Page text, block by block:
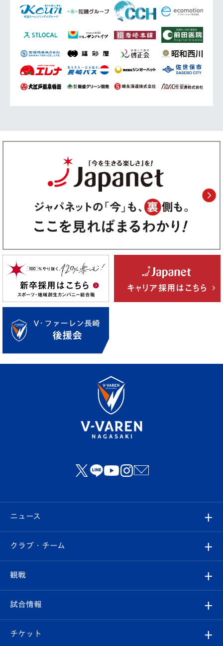
ニュース
すべて
クラブ
試合情報
クラブ・チーム
クラブ概要
観戦
観戦ルール
試合情報
試合日程/結果
チケット